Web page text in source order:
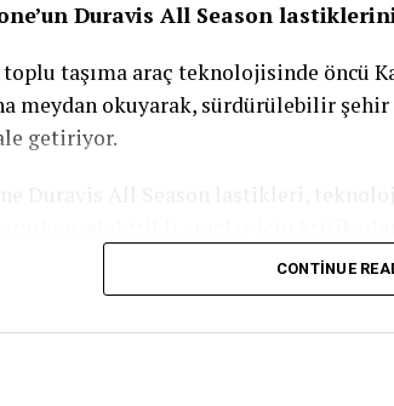
Duravis All Season
taşıma araç teknolojisinde öncü
meydan okuyarak, sürdürülebilir
getiriyor.
artırarak operasyonel
indirmeyi hedefliyor. Bridgestone
sayesinde Karsan e-JEST’in farklı yol
CONTINUE